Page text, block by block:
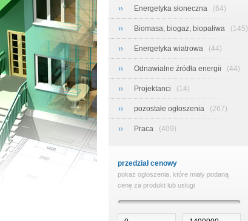
›› Energetyka słoneczna (64)
›› Biomasa, biogaz, biopaliwa (145)
›› Energetyka wiatrowa (44)
›› Odnawialne źródła energii (44)
›› Projektanci (14)
›› pozostałe ogłoszenia (267)
›› Praca (409)
przedział cenowy
pokaż ogłoszenia, które miały podaną
cenę za produkt lub usługi